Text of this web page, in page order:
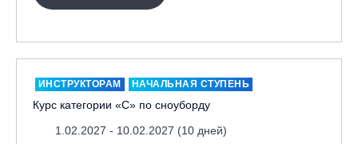
ИНСТРУКТОРАМ НАЧАЛЬНАЯ СТУПЕНЬ
Курс категории «С» по сноуборду
1.02.2027 - 10.02.2027 (10 дней)